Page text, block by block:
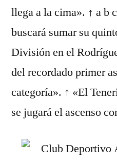
llega a la cima». ↑ a b
buscará sumar su
División en el
del recordado primer
categoría». ↑ «El
se jugará el ascenso